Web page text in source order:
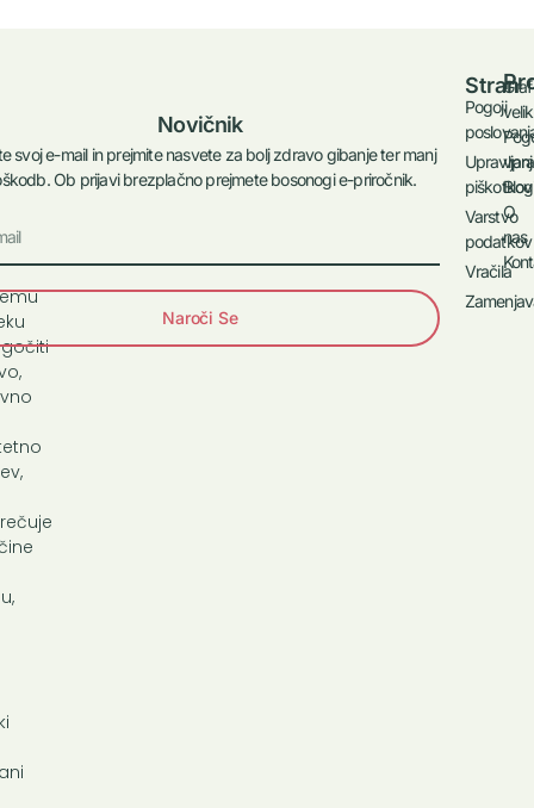
Graf
O
nas
Stran
Pogoji
piškotkov
Varstvo
podatkov
Vračila
Novičnik
svoj e-mail in prejmite nasvete za bolj zdravo gibanje ter manj
Ob prijavi brezplačno prejmete bosonogi e-priročnik.
Naroči Se